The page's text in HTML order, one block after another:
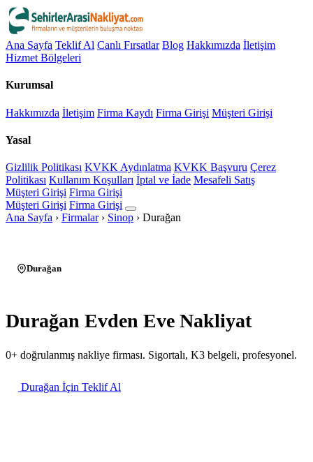
Ana Sayfa Teklif Al Canlı Fırsatlar Blog Hakkımızda İletişim
Hizmet Bölgeleri
Kurumsal
Hakkımızda İletişim Firma Kaydı Firma Girişi Müşteri Girişi
Yasal
Gizlilik Politikası KVKK Aydınlatma KVKK Başvuru Çerez
Politikası Kullanım Koşulları İptal ve İade Mesafeli Satış
Müşteri Girişi Firma Girişi
Müşteri Girişi Firma Girişi
Ana Sayfa › Firmalar › Sinop › Durağan
Durağan
Durağan Evden Eve Nakliyat
0+ doğrulanmış nakliye firması. Sigortalı, K3 belgeli, profesyonel.
Durağan İçin Teklif Al